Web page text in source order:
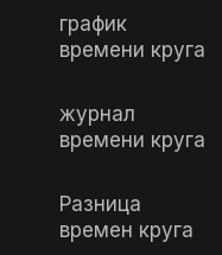
график
времени круга
журнал
времени круга
Разница
времен круга